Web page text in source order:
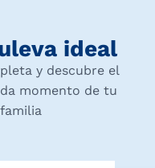
ideal
y descubre el
momento de tu